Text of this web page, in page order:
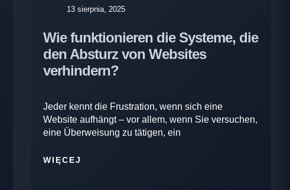
13 sierpnia, 2025
Wie funktionieren die Systeme, die
den Absturz von Websites
verhindern?
Jeder kennt die Frustration, wenn sich eine
Website aufhängt – vor allem, wenn Sie versuchen,
eine Überweisung zu tätigen, ein
WIĘCEJ